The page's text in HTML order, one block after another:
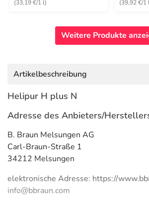
(33,19 €/1 l) (39,92 €/1
Weitere Produkte
Artikelbeschreibung
Helipur H plus N
Adresse des Anbieters/
B. Braun Melsungen AG
Carl-Braun-Straße 1
34212 Melsungen
elektronische Adresse: https://
info@bbraun.com